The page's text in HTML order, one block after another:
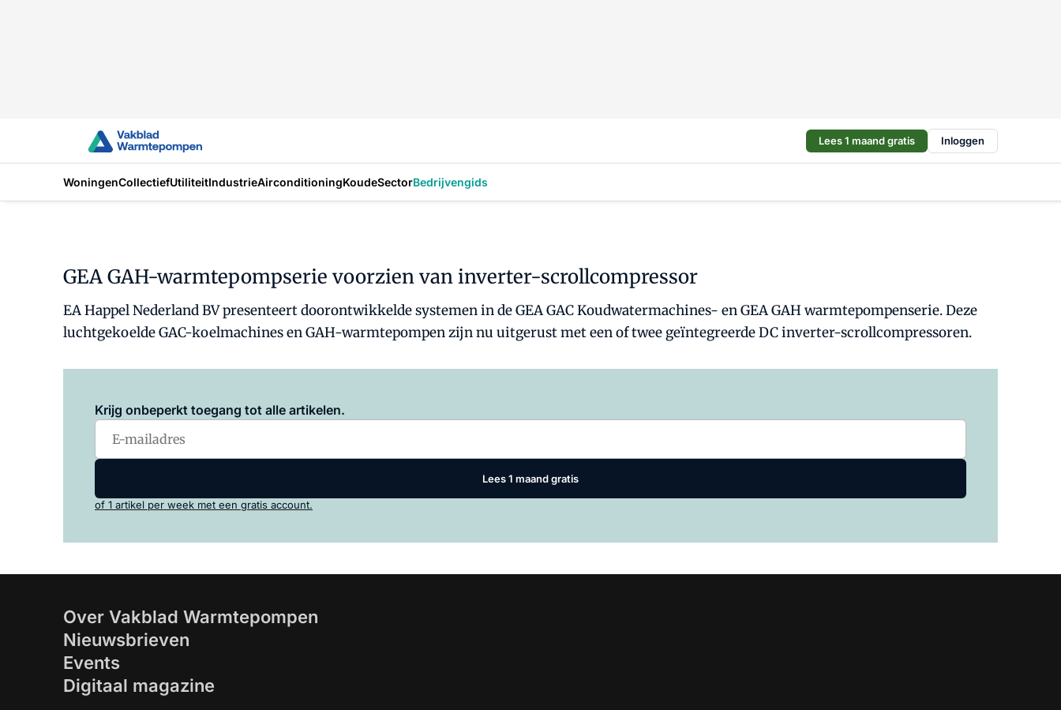
Lees 1 maand gratis Inloggen
WoningenCollectiefUtiliteitIndustrieAirconditioningKoudeSectorBedrijvengids
GEA GAH-warmtepompserie voorzien van inverter-scrollcompressor
EA Happel Nederland BV presenteert doorontwikkelde systemen in de GEA GAC Koudwatermachines- en GEA GAH warmtepompenserie. Deze
luchtgekoelde GAC-koelmachines en GAH-warmtepompen zijn nu uitgerust met een of twee geïntegreerde DC inverter-scrollcompressoren.
Krijg onbeperkt toegang tot alle artikelen.
Lees 1 maand gratis
of 1 artikel per week met een gratis account.
Over Vakblad Warmtepompen
Nieuwsbrieven
Events
Digitaal magazine